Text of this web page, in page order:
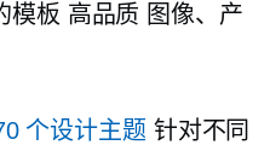
模板 高品质 图像、产
个设计主题 针对不同